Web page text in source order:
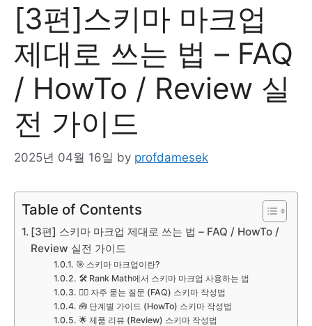
[3편]스키마 마크업
제대로 쓰는 법 – FAQ
/ HowTo / Review 실
전 가이드
2025년 04월 16일 by profdamesek
Table of Contents
[3편] 스키마 마크업 제대로 쓰는 법 – FAQ / HowTo /
Review 실전 가이드
🎯 스키마 마크업이란?
🛠️ Rank Math에서 스키마 마크업 사용하는 법
🙋‍♀️ 자주 묻는 질문 (FAQ) 스키마 작성법
🧰 단계별 가이드 (HowTo) 스키마 작성법
🌟 제품 리뷰 (Review) 스키마 작성법